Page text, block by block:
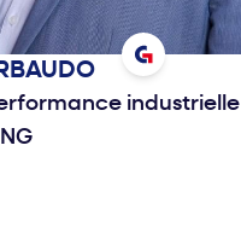
industrielle